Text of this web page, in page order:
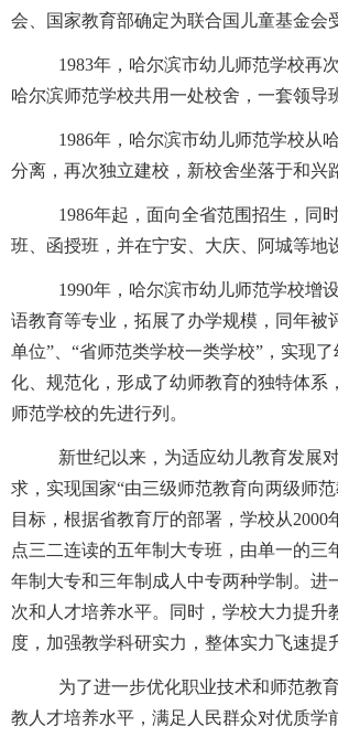
会、国家教育部确定为联合国儿童基金会
1983年，哈尔滨市幼儿师范学校再
哈尔滨师范学校共用一处校舍，一套领导
1986年，哈尔滨市幼儿师范学校从
分离，再次独立建校，新校舍坐落于和兴
1986年起，面向全省范围招生，同
班、函授班，并在宁安、大庆、阿城等地
1990年，哈尔滨市幼儿师范学校增
语教育等专业，拓展了办学规模，同年被
单位”、“省师范类学校一类学校”，实现
化、规范化，形成了幼师教育的独特体系
师范学校的先进行列。
新世纪以来，为适应幼儿教育发展
求，实现国家“由三级师范教育向两级师
目标，根据省教育厅的部署，学校从2000
点三二连读的五年制大专班，由单一的三
年制大专和三年制成人中专两种学制。进
次和人才培养水平。同时，学校大力提升
度，加强教学科研实力，整体实力飞速提
为了进一步优化职业技术和师范教
教人才培养水平，满足人民群众对优质学